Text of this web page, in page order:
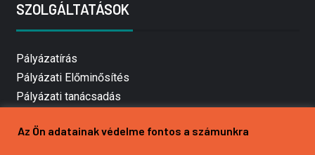
SZOLGÁLTATÁSOK
Pályázatírás
Pályázati Előminősítés
Pályázati tanácsadás
Mezőgazdasági pályázatírás
Az Ön adatainak védelme fontos a számunkra